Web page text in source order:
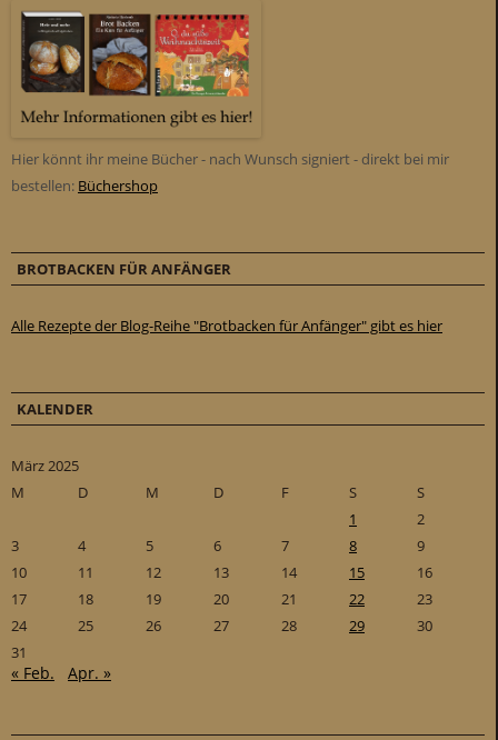
Hier könnt ihr meine Bücher - nach Wunsch signiert - direkt bei mir
bestellen: Büchershop
BROTBACKEN FÜR ANFÄNGER
Alle Rezepte der Blog-Reihe "Brotbacken für Anfänger" gibt es hier
KALENDER
März 2025
M
D M D F S
S
1
2
3
4 5 6 7 8
9
10
11 12 13 14 15
16
17
18 19 20 21 22
23
24
25 26 27 28 29
30
31
« Feb. Apr. »